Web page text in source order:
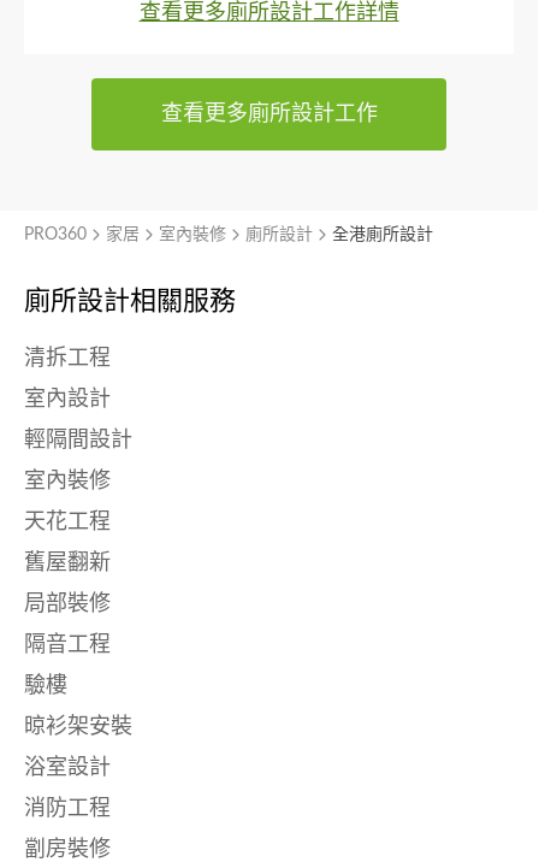
查看更多廁所設計工作詳情
查看更多廁所設計工作
廁所設計相關服務
清拆工程
室內設計
輕隔間設計
室內裝修
天花工程
舊屋翻新
局部裝修
隔音工程
驗樓
晾衫架安裝
浴室設計
消防工程
劏房裝修
PRO360 家居 室內裝修 廁所設計 全港廁所設計